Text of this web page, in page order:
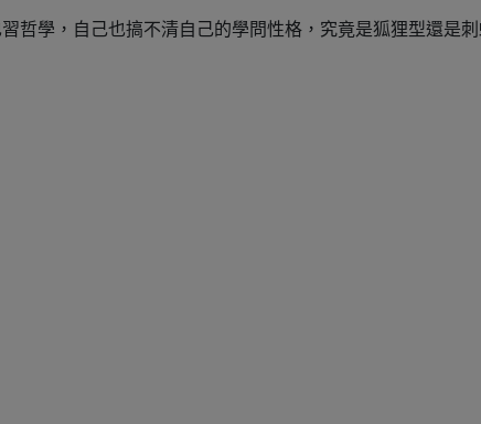
哲學，自己也搞不清自己的學問性格，究竟是狐狸型還是